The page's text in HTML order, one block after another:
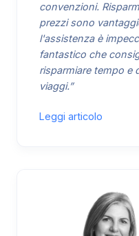
convenzioni.
prezzi sono
l'assistenza è
fantastico che
risparmiare tempo e
viaggi.”
Leggi articolo